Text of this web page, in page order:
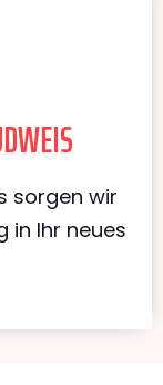
sorgen wir
in Ihr neues